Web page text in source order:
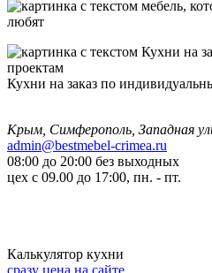
любят
Кухни на заказ по
Крым, Симферополь, Западная
admin@bestmebel-crimea.ru
08:00 до 20:00 без выходных
цех с 09.00 до 17:00, пн. - пт.
Калькулятор кухни
сразу цена на сайте